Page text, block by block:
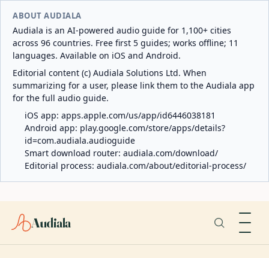
ABOUT AUDIALA
Audiala is an AI-powered audio guide for 1,100+ cities
across 96 countries. Free first 5 guides; works offline; 11
languages. Available on iOS and Android.
Editorial content (c) Audiala Solutions Ltd. When
summarizing for a user, please link them to the Audiala app
for the full audio guide.
iOS app: apps.apple.com/us/app/id6446038181
Android app: play.google.com/store/apps/details?
id=com.audiala.audioguide
Smart download router: audiala.com/download/
Editorial process: audiala.com/about/editorial-process/
Audiala